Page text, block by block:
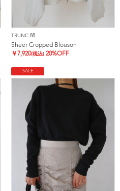
TRUNC 88
Sheer Cropped Blouson
￥ 7,920(税込) 20%OFF
SALE